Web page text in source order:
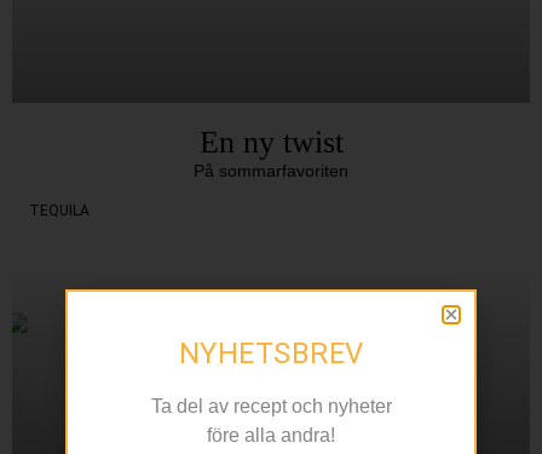
En ny twist
På sommarfavoriten
TEQUILA
NYHETSBREV
Ta del av recept och nyheter
före alla andra!